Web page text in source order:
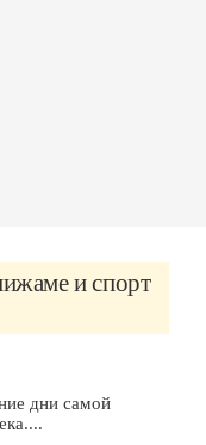
и спорт
дни самой